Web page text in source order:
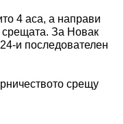
4 аса, а направи
срещата. За Новак
и последователен
срещу